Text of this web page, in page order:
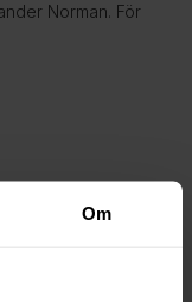
Om
Norman. För
/ Gävle